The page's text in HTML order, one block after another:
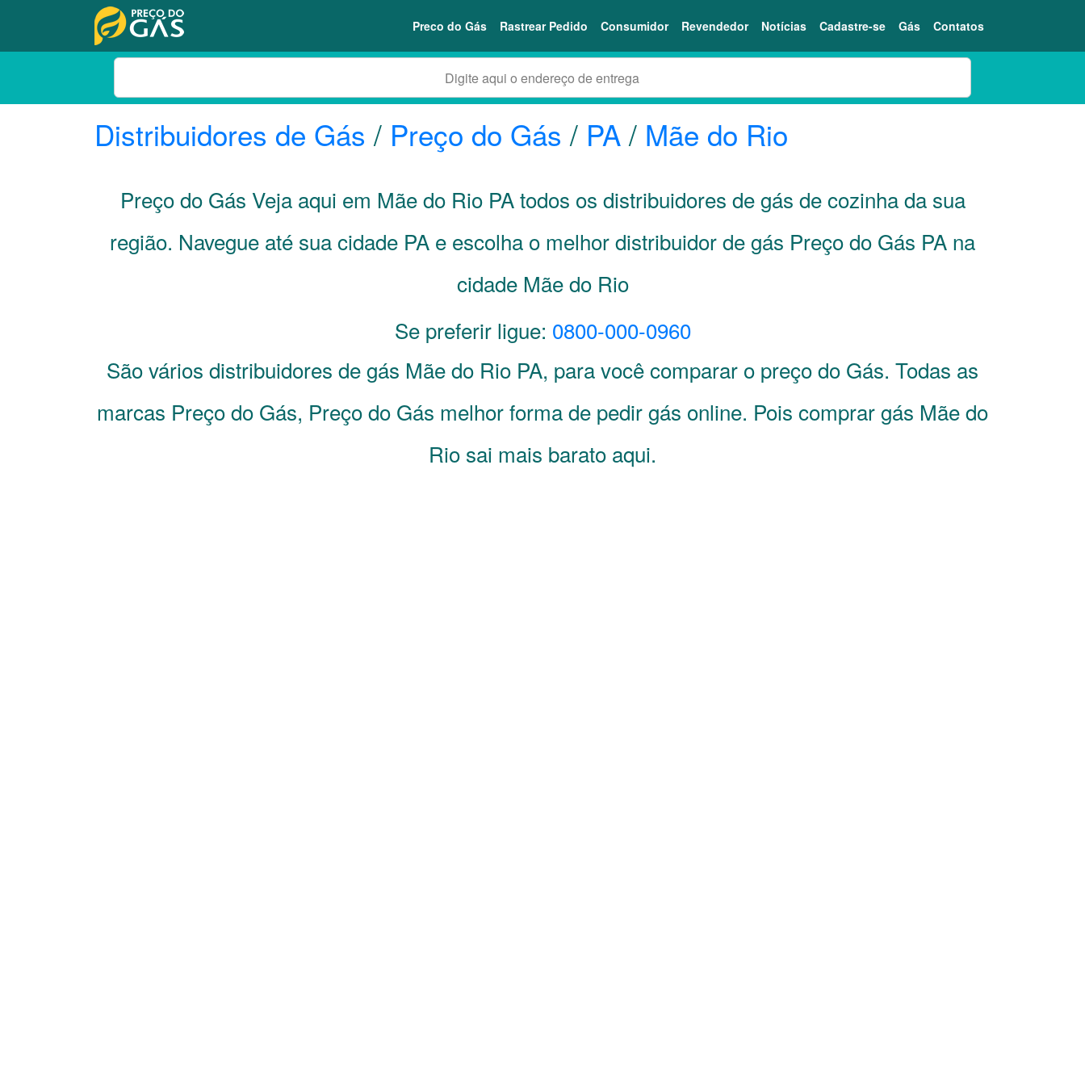
Preco do Gás Rastrear Pedido Consumidor Revendedor Notícias Cadastre-se Gás Contatos
Distribuidores de Gás/ Preço do Gás / PA/ Mãe do Rio
Preço do Gás Veja aqui em Mãe do Rio PAtodos os distribuidores de gás de cozinha da sua
região. Navegue até sua cidade PA e escolha o melhor distribuidor de gás Preço do Gás PA na
cidade Mãe do Rio
Se preferir ligue: 0800-000-0960
São vários distribuidores de gás Mãe do Rio PA, para você comparar o preço do Gás. Todas as
marcas Preço do Gás, Preço do Gás melhor forma de pedir gás online. Pois comprar gás Mãe do
Rio sai mais barato aqui.